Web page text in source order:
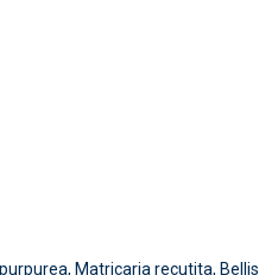
Matricaria recutita, Bellis